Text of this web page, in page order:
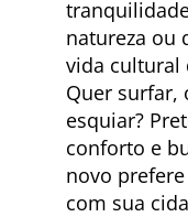
natureza ou
vida cultural
Quer surfar,
esquiar?
conforto e
novo
com sua